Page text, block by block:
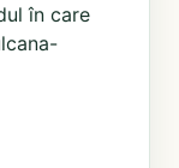
în care